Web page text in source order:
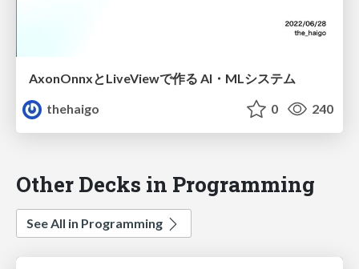
AxonOnnxとLiveViewで作る AI・MLシステム
thehaigo
0 240
Other Decks in Programming
See All in Programming